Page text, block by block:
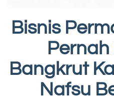
Bisnis
Bangkrut
Nafsu